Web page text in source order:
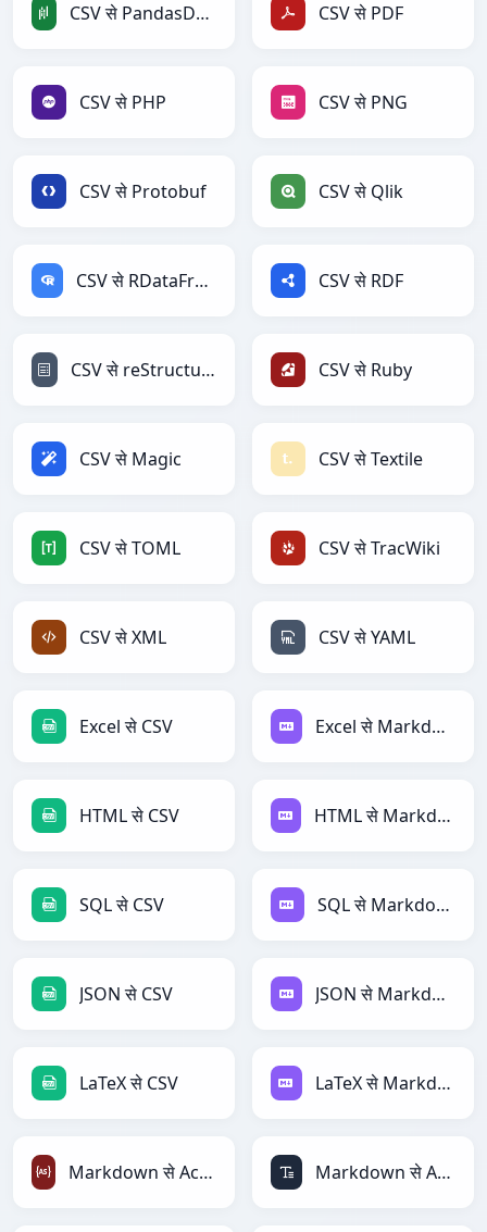
CSV से PandasDataFrame CSV से PDF
CSV से PHP CSV से PNG
CSV से Protobuf CSV से Qlik
CSV से RDataFrame CSV से RDF
CSV से reStructuredText CSV से Ruby
CSV से Magic CSV से Textile
CSV से TOML CSV से TracWiki
CSV से XML CSV से YAML
Excel से CSV Excel से Markdown
HTML से CSV HTML से Markdown
SQL से CSV SQL से Markdown
JSON से CSV JSON से Markdown
LaTeX से CSV LaTeX से Markdown
Markdown से ActionScript Markdown से ASCII